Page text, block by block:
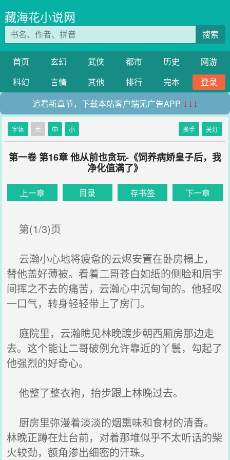
藏海花小说网
搜索
首页 玄幻 武侠 都市 历史
网游
科幻
言情 其他 排行 完本
登录
追看新章节，下载本站客户端无广告APP ↓↓↓
字体 大 中 小 换手 关灯
第一卷 第16章 他从前也贪玩-《饲养病娇皇子后，我
净化值满了》
上一章 目录 存书签 下一章
第(1/3)页
云瀚小心地将疲惫的云烬安置在卧房榻上，
替他盖好薄被。看着二哥苍白如纸的侧脸和眉宇
间挥之不去的痛苦，云瀚心中沉甸甸的。他轻叹
一口气，转身轻轻带上了房门。
庭院里，云瀚瞧见林晚踱步朝西厢房那边走
去。这个能让二哥破例允许靠近的丫鬟，勾起了
他强烈的好奇心。
他整了整衣袍，抬步跟上林晚过去。
厨房里弥漫着淡淡的烟熏味和食材的清香。
林晚正蹲在灶台前，对着那堆似乎不太听话的柴
火较劲，额角渗出细密的汗珠。